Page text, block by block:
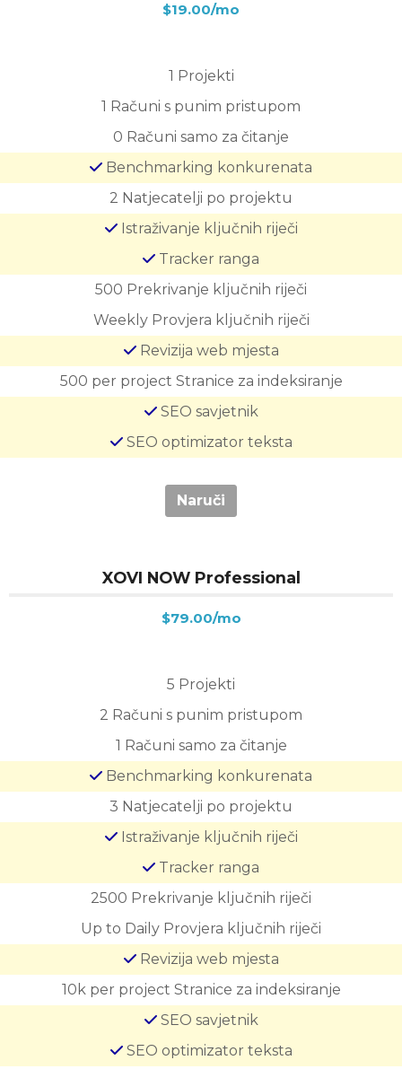
$19.00/mo
1 Projekti
1 Računi s punim pristupom
0 Računi samo za čitanje
Benchmarking konkurenata
2 Natjecatelji po projektu
Istraživanje ključnih riječi
Tracker ranga
500 Prekrivanje ključnih riječi
Weekly Provjera ključnih riječi
Revizija web mjesta
500 per project Stranice za indeksiranje
SEO savjetnik
SEO optimizator teksta
Naruči
XOVI NOW Professional
$79.00/mo
5 Projekti
2 Računi s punim pristupom
1 Računi samo za čitanje
Benchmarking konkurenata
3 Natjecatelji po projektu
Istraživanje ključnih riječi
Tracker ranga
2500 Prekrivanje ključnih riječi
Up to Daily Provjera ključnih riječi
Revizija web mjesta
10k per project Stranice za indeksiranje
SEO savjetnik
SEO optimizator teksta